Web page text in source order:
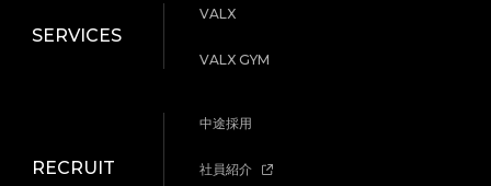
SERVICES
VALX
VALX GYM
RECRUIT
中途採用
社員紹介